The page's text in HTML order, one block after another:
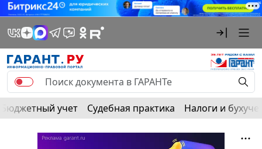
Бюджетный учет Судебная практика Налоги и